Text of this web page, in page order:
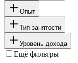
Опыт
Тип занятости
Уровень дохода
Ещё фильтры